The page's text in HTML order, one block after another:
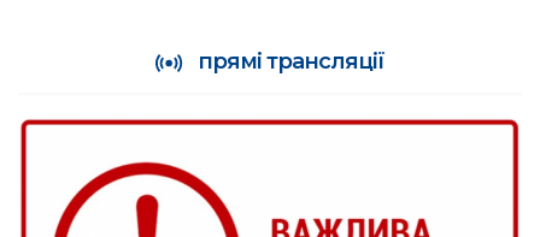
прямі трансляції